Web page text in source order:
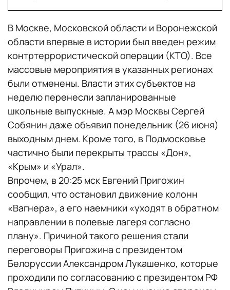
В Москве, Московской области и Воронежской
области впервые в истории был введен режим
контртеррористической операции (КТО). Все
массовые мероприятия в указанных регионах
были отменены. Власти этих субъектов на
неделю перенесли запланированные
школьные выпускные. А мэр Москвы Сергей
Собянин даже объявил понедельник (26 июня)
выходным днем. Кроме того, в Подмосковье
частично были перекрыты трассы «Дон»,
«Крым» и «Урал».
Впрочем, в 20:25 мск Евгений Пригожин
сообщил, что остановил движение колонн
«Вагнера», а его наемники «уходят в обратном
направлении в полевые лагеря согласно
плану». Причиной такого решения стали
переговоры Пригожина с президентом
Белоруссии Александром Лукашенко, которые
проходили по согласованию с президентом РФ